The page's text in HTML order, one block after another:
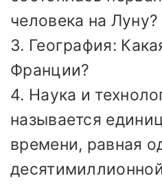
человека на Луну?
3. География:
Франции?
4. Наука и
называется
времени, равная